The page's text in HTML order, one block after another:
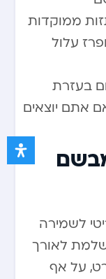
בכמות – 2-3 התזות ממוקדות
עלול
בעזרת
אתם יוצאים
לשמירה
לאורך
על אף